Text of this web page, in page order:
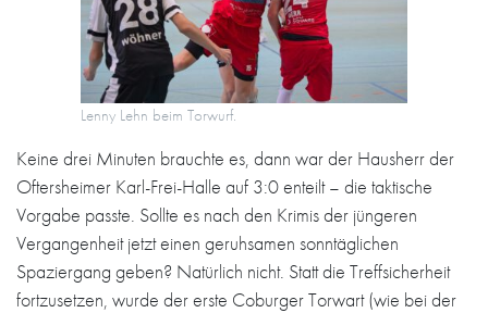
Lenny Lehn beim Torwurf.
Keine drei Minuten brauchte es, dann war der Hausherr der
Oftersheimer Karl-Frei-Halle auf 3:0 enteilt – die taktische
Vorgabe passte. Sollte es nach den Krimis der jüngeren
Vergangenheit jetzt einen geruhsamen sonntäglichen
Spaziergang geben? Natürlich nicht. Statt die Treffsicherheit
fortzusetzen, wurde der erste Coburger Torwart (wie bei der